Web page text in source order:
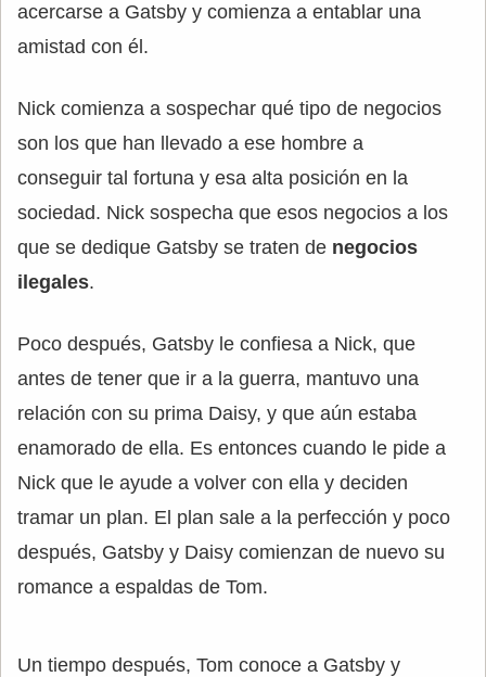
acercarse a Gatsby y comienza a entablar una
amistad con él.
Nick comienza a sospechar qué tipo de negocios
son los que han llevado a ese hombre a
conseguir tal fortuna y esa alta posición en la
sociedad. Nick sospecha que esos negocios a los
que se dedique Gatsby se traten de negocios
ilegales.
Poco después, Gatsby le confiesa a Nick, que
antes de tener que ir a la guerra, mantuvo una
relación con su prima Daisy, y que aún estaba
enamorado de ella. Es entonces cuando le pide a
Nick que le ayude a volver con ella y deciden
tramar un plan. El plan sale a la perfección y poco
después, Gatsby y Daisy comienzan de nuevo su
romance a espaldas de Tom.
Un tiempo después, Tom conoce a Gatsby y